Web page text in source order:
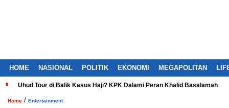
HOME NASIONAL POLITIK EKONOMI MEGAPOLITAN
Uhud Tour di Balik Kasus Haji? KPK Dalami Peran Khalid Basalamah
Home / Entertainment